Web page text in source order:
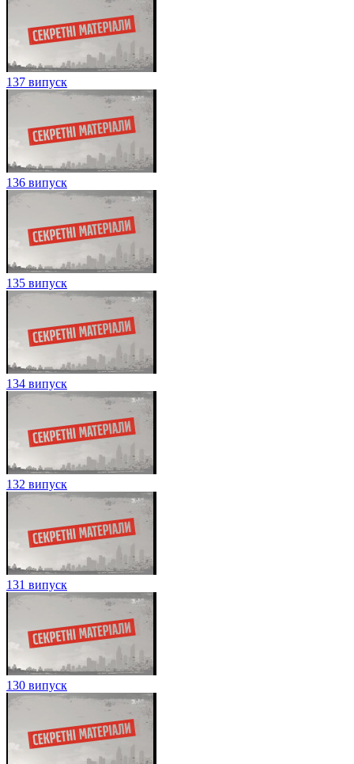
137 випуск
136 випуск
135 випуск
134 випуск
132 випуск
131 випуск
130 випуск